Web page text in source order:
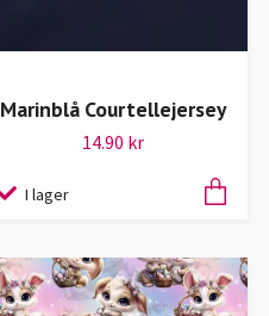
Marinblå Courtellejersey
14.90 kr
I lager